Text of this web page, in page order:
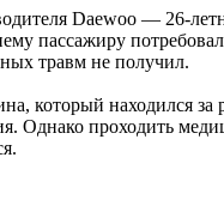
Daewoo — 26-
пассажиру
травм не получил.
который находился за
Однако проходить